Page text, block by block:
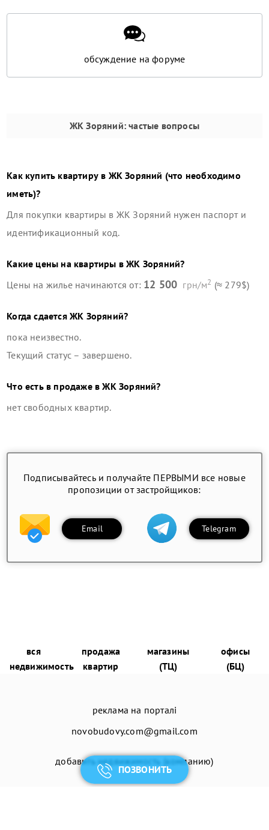
ПОЗВОНИТЬ
обсуждение на форуме
ЖК Зоряний: частые вопросы
Как купить квартиру в ЖК Зоряний (что необходимо
иметь)?
Для покупки квартиры в ЖК Зоряний нужен паспорт и
идентификационный код.
Какие цены на квартиры вЖК Зоряний?
Цены на жилье начинаются от: 12 500 грн/м2 (≈ 279$)
Когда сдаетсяЖК Зоряний?
пока неизвестно.
Текущий статус – завершено.
Что есть в продаже вЖК Зоряний?
нет свободных квартир.
Подписывайтесь и получайте ПЕРВЫМИ все новые
пропозиции от застройщиков:
Email Telegram
вся
недвижимость
продажа
квартир
магазины
(ТЦ)
офисы
(БЦ)
реклама на порталі
novobudovy.com@gmail.com
добавить недвижимость (компанию)